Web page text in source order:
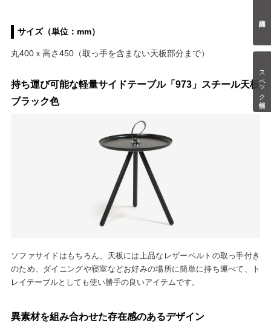
スペック情報
サイズ（単位：mm）
丸400ｘ高さ450（取っ手を含まない天板部分まで）
持ち運び可能な軽量サイドテーブル「973」スチール天板
ブラック色
ソファサイドはもちろん、天板には上品なレザーベルトの取っ手付き
のため、ダイニングや寝室などお好みの場所に簡単に持ち運べて、ト
レイテーブルとしても使い勝手の良いアイテムです。
異素材を組み合わせた存在感のあるデザイン